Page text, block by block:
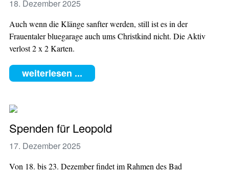
18. Dezember 2025
Auch wenn die Klänge sanfter werden, still ist es in der
Frauentaler bluegarage auch ums Christkind nicht. Die Aktiv
verlost 2 x 2 Karten.
weiterlesen ...
Spenden für Leopold
17. Dezember 2025
Von 18. bis 23. Dezember findet im Rahmen des Bad